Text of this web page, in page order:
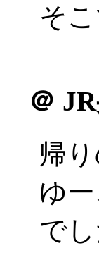
そ
＠
帰
ゆ
で